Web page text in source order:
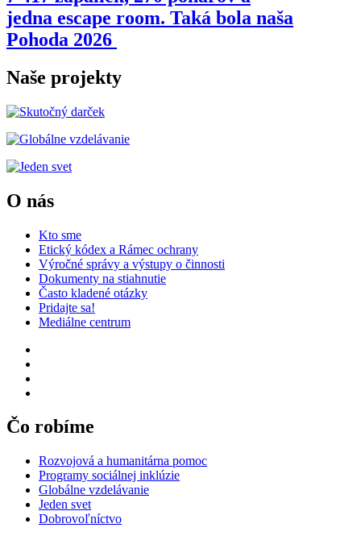
jedna escape room. Taká bola naša
Pohoda 2026
Naše projekty
O nás
Kto sme
Etický kódex a Rámec ochrany
Výročné správy a výstupy o činnosti
Dokumenty na stiahnutie
Často kladené otázky
Pridajte sa!
Mediálne centrum
Čo robíme
Rozvojová a humanitárna pomoc
Programy sociálnej inklúzie
Globálne vzdelávanie
Jeden svet
Dobrovoľníctvo